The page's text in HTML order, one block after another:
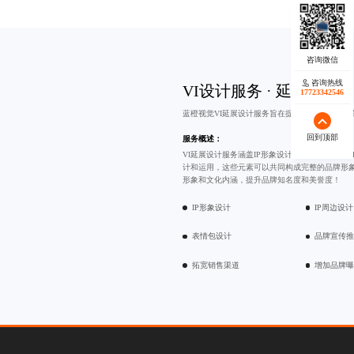
VI设计服务 · 延展设计
蓝橙视觉VI延展设计服务旨在提升品牌知名度和
服务概述：
VI延展设计服务涵盖IP形象设计、
计和运用，这些元素可以共同构成完整的品牌形
形象和文化内涵，提升品牌知名度和美誉度！
IP形象设计 IP周边设计
表情包设计 品牌宣传
拓宽销售渠道 增加品牌
咨询热线
17723342546
回到顶部